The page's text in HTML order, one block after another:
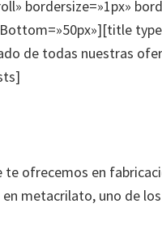
bordersize=»1px»
de todas nuestras
te ofrecemos en
metacrilato, uno de